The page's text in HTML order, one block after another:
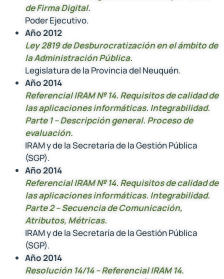
de Firma Digital.
Poder Ejecutivo.
Año 2012
Ley 2819 de Desburocratización en el ámbito de
la Administración Pública.
Legislatura de la Provincia del Neuquén.
Año 2014
Referencial IRAM № 14. Requisitos de calidad de
las aplicaciones informáticas. Integrabilidad.
Parte 1 – Descripción general. Proceso de
evaluación.
IRAM y de la Secretaría de la Gestión Pública
(SGP).
Año 2014
Referencial IRAM № 14. Requisitos de calidad de
las aplicaciones informáticas. Integrabilidad.
Parte 2 – Secuencia de Comunicación,
Atributos, Métricas.
IRAM y de la Secretaría de la Gestión Pública
(SGP).
Año 2014
Resolución 14/14 – Referencial IRAM 14.